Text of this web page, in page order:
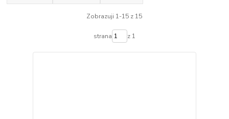
Zobrazuji 1-15 z 15
strana z 1